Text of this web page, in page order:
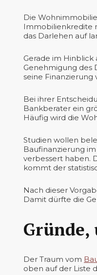
Die
Immobilienkredite
das Darlehen auf
Gerade im
Genehmigung des
seine Finanzierung
Bei ihrer
Bankberater ein
Häufig wird die
Studien wollen
Baufinanzierung
verbessert haben.
kommt der
Nach dieser
Damit dürfte die
Gründe,
Der Traum vom
oben auf der Liste